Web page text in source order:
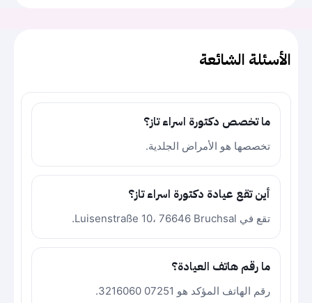
الأسئلة الشائعة
ما تخصص دكتورة اسراء تاز؟
تخصصها هو الأمراض الجلدية.
أين تقع عيادة دكتورة اسراء تاز؟
تقع في Luisenstraße 10، 76646 Bruchsal.
ما رقم هاتف العيادة؟
رقم الهاتف المؤكد هو 07251 3216060.